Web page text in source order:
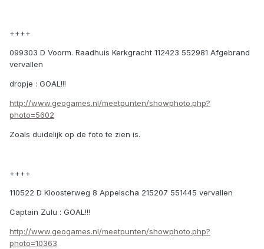
++++
099303 D Voorm. Raadhuis Kerkgracht 112423 552981 Afgebrand
vervallen
dropje : GOAL!!!
http://www.geogames.nl/meetpunten/showphoto.php?
photo=5602
Zoals duidelijk op de foto te zien is.
++++
110522 D Kloosterweg 8 Appelscha 215207 551445 vervallen
Captain Zulu : GOAL!!!
http://www.geogames.nl/meetpunten/showphoto.php?
photo=10363